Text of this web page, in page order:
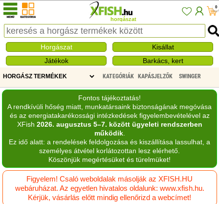
horgászat
0
Horgászat
Kisállat
Játékok
Barkács, kert
KATEGÓRIÁK KAPÁSJELZŐK SWINGER
Fontos tájékoztatás!
A rendkívüli hőség miatt, munkatársaink biztonságának megóvása
és az energiatakarékossági intézkedések figyelembevételével az
XFish 2026. augusztus 5–7. között ügyeleti rendszerben
működik.
Ez idő alatt: a rendelések feldolgozása és kiszállítása lassulhat, a
személyes átvétel korlátozottan lesz elérhető.
Köszönjük megértésüket és türelmüket!
Figyelem! Csaló weboldalak másolják az XFISH.HU
webáruházat. Az egyetlen hivatalos oldalunk: www.xfish.hu.
Kérjük, vásárlás előtt mindig ellenőrizd a webcímet!